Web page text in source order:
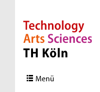
Direkt zur Hauptnavigation
Direkt zur Subnavigation
Direkt zum Inhalt
Direkt zum Fußbereich
Menü